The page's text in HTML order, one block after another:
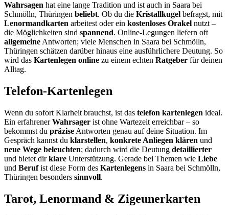
Wahrsagen hat eine lange Tradition und ist auch in Saara bei
Schmölln, Thüringen beliebt. Ob du die Kristallkugel befragst, mit
Lenormandkarten arbeitest oder ein kostenloses Orakel nutzt –
die Möglichkeiten sind spannend. Online-Legungen liefern oft
allgemeine Antworten; viele Menschen in Saara bei Schmölln,
Thüringen schätzen darüber hinaus eine ausführlichere Deutung. So
wird das Kartenlegen online zu einem echten Ratgeber für deinen
Alltag.
Telefon-Kartenlegen
Wenn du sofort Klarheit brauchst, ist das telefon kartenlegen ideal.
Ein erfahrenerWahrsager ist ohne Wartezeit erreichbar – so
bekommst du präzise Antworten genau auf deine Situation. Im
Gespräch kannst du klarstellen, konkrete Anliegen klären und
neue Wege beleuchten; dadurch wird die Deutung detaillierter
und bietet dirklare Unterstützung. Gerade bei Themen wie Liebe
und Berufist diese Form des Kartenlegens in Saara bei Schmölln,
Thüringen besonders sinnvoll.
Tarot, Lenormand & Zigeunerkarten